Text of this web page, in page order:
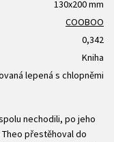
130x200 mm
COOBOO
0,342
Kniha
lepená s chlopněmi
nechodili, po jeho
přestěhoval do